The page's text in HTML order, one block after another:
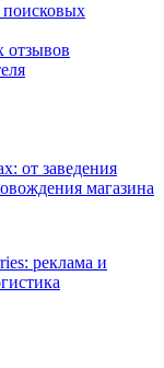
отзывов
от заведения
магазина
реклама и